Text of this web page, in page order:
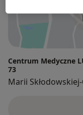
Centrum Medyczne
73
Marii